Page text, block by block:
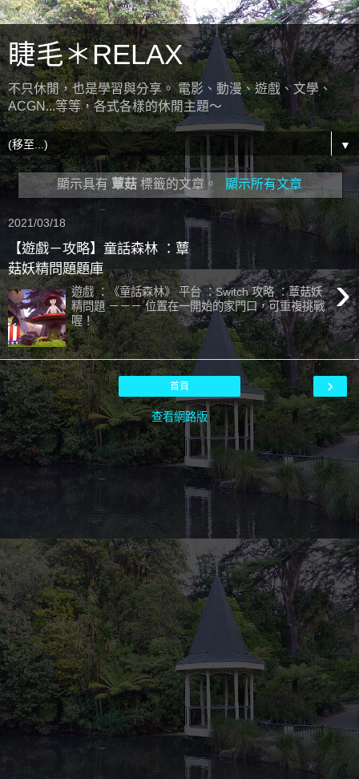
睫毛＊RELAX
不只休閒，也是學習與分享。 電影、動漫、遊戲、文學、
ACGN...等等，各式各樣的休閒主題～
▼
顯示具有 蕈菇標籤的文章。 顯示所有文章
2021/03/18
【遊戲－攻略】童話森林 ：蕈
菇妖精問題題庫
›
遊戲 ：《童話森林》 平台 ：Switch 攻略 ：蕈菇妖
精問題 －－－ 位置在一開始的家門口，可重複挑戰
喔！
›
首頁
查看網路版